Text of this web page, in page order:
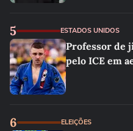
5 ESTADOS UNIDOS
Professor de
pelo ICE em
6 ELEIÇÕES